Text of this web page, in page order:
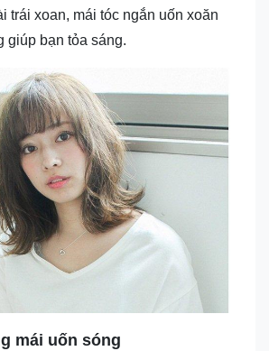
trái xoan, mái tóc ngắn uốn xoăn
giúp bạn tỏa sáng.
mái uốn sóng